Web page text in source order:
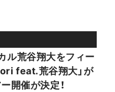
ル荒谷翔大をフィー
feat.荒谷翔大」が
開催が決定！